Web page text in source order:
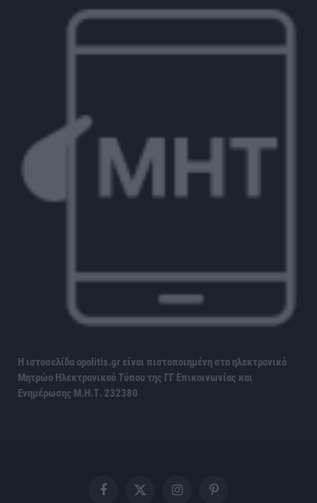
Η ιστοσελίδα opolitis.gr είναι πιστοποιημένη στο ηλεκτρονικό
Μητρώο Ηλεκτρονικού Τύπου της ΓΓ Επικοινωνίας και
Ενημέρωσης Μ.Η.Τ. 232380
Facebook X InstagramPinterest